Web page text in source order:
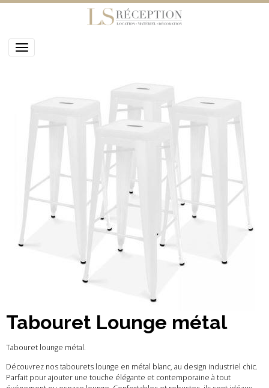
Tabouret Lounge métal
Tabouret lounge métal.
Découvrez nos tabourets lounge en métal blanc, au design industriel chic.
Parfait pour ajouter une touche élégante et contemporaine à tout